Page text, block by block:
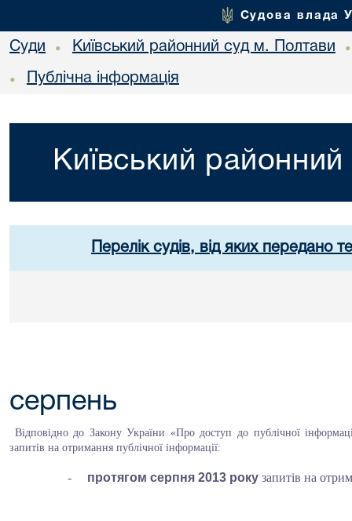
Судова влада
Суди • Київський районний суд м. Полтави •
• Публічна інформація
Київський
Перелік судів, від яких передано
серпень
Відповідно до Закону України «Про доступ до публічної
запитів на отримання публічної інформації:
- протягом серпня 2013 року запитів на